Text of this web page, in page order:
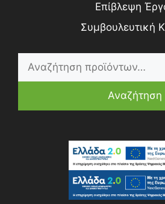
Επίβλεψη
Συμβουλευτική
Αναζήτηση